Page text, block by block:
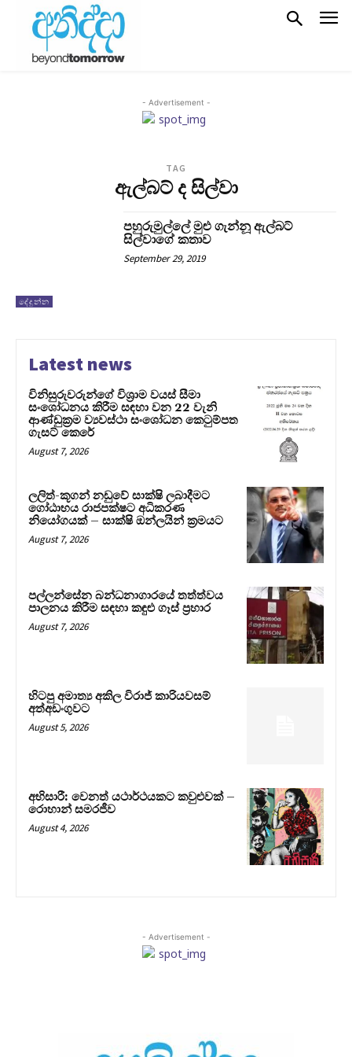
- Advertisement -
TAG
ඇල්බට් ද සිල්වා
දේදුන්න
පහුරුමුල්ලේ මුළු ගැන්නූ ඇල්බට්
සිල්වාගේ කතාව
September 29, 2019
Latest news
විනිසුරුවරුන්ගේ විශ්‍රාම වයස් සීමා
සංශෝධනය කිරීම සඳහා වන 22 වැනි
ආණ්ඩුක්‍රම ව්‍යවස්ථා සංශෝධන කෙටුම්පත
ගැසට් කෙරේ
August 7, 2026
ලලිත්-කූගන් නඩුවේ සාක්ෂි ලබාදීමට
ගෝඨාභය රාජපක්ෂට අධිකරණ
නියෝගයක් – සාක්ෂි ඔන්ලයින් ක්‍රමයට
August 7, 2026
පල්ලන්සේන බන්ධනාගාරයේ තත්ත්වය
පාලනය කිරීම සඳහා කඳුළු ගෑස් ප්‍රහාර
August 7, 2026
හිටපු අමාත්‍ය අකිල විරාජ් කාරියවසම්
අත්අඩංගුවට
August 5, 2026
අභිසාරී: වෙනත් යථාර්ථයකට කවුළුවක් –
රොහාන් සමරජීව
August 4, 2026
- Advertisement -